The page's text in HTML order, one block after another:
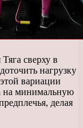
сверху в
нагрузку
вариации
на минимальную
делая